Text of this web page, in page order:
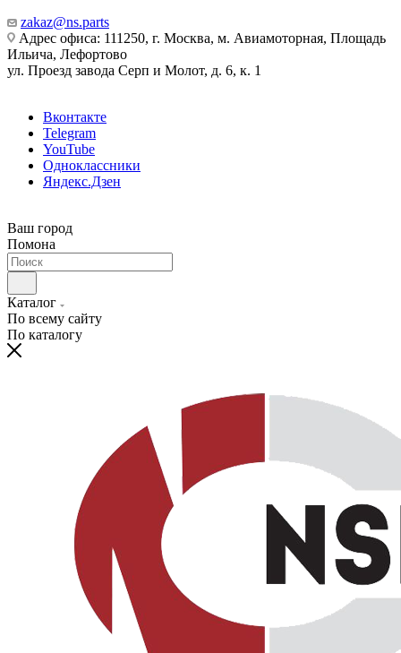
zakaz@ns.parts
Адрес офиса: 111250, г. Москва, м. Авиамоторная, Площадь
Ильича, Лефортово
ул. Проезд завода Серп и Молот, д. 6, к. 1
Вконтакте
Telegram
YouTube
Одноклассники
Яндекс.Дзен
Ваш город
Помона
Каталог
По всему сайту
По каталогу